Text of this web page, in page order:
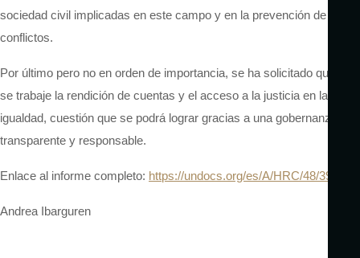
sociedad civil implicadas en este campo y en la prevención de
conflictos.
Por último pero no en orden de importancia, se ha solicitado que
se trabaje la rendición de cuentas y el acceso a la justicia en la
igualdad, cuestión que se podrá lograr gracias a una gobernanza
transparente y responsable.
Enlace al informe completo: https://undocs.org/es/A/HRC/48/39
Andrea Ibarguren